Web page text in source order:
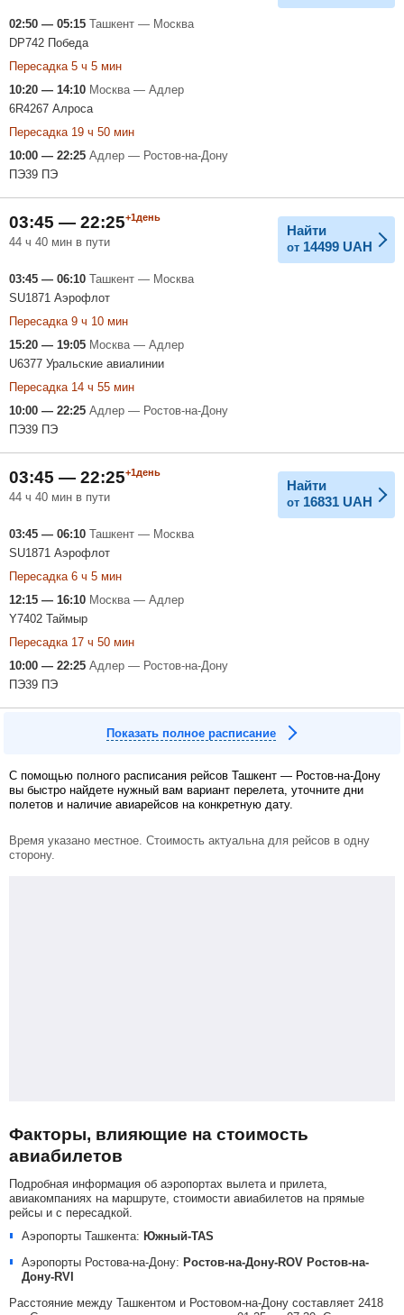
02:50 — 05:15 Ташкент — Москва
DP742 Победа
Пересадка 5 ч 5 мин
10:20 — 14:10 Москва — Адлер
6R4267 Алроса
Пересадка 19 ч 50 мин
10:00 — 22:25 Адлер — Ростов-на-Дону
ПЭ39 ПЭ
03:45 — 22:25+1день
44 ч 40 мин в пути
Найти
от 14499 UAH
03:45 — 06:10 Ташкент — Москва
SU1871 Аэрофлот
Пересадка 9 ч 10 мин
15:20 — 19:05 Москва — Адлер
U6377 Уральские авиалинии
Пересадка 14 ч 55 мин
10:00 — 22:25 Адлер — Ростов-на-Дону
ПЭ39 ПЭ
03:45 — 22:25+1день
44 ч 40 мин в пути
Найти
от 16831 UAH
03:45 — 06:10 Ташкент — Москва
SU1871 Аэрофлот
Пересадка 6 ч 5 мин
12:15 — 16:10 Москва — Адлер
Y7402 Таймыр
Пересадка 17 ч 50 мин
10:00 — 22:25 Адлер — Ростов-на-Дону
ПЭ39 ПЭ
Показать полное расписание
С помощью полного расписания рейсов Ташкент — Ростов-на-Дону
вы быстро найдете нужный вам вариант перелета, уточните дни
полетов и наличие авиарейсов на конкретную дату.
Время указано местное. Стоимость актуальна для рейсов в одну
сторону.
Факторы, влияющие на стоимость
авиабилетов
Подробная информация об аэропортах вылета и прилета,
авиакомпаниях на маршруте, стоимости авиабилетов на прямые
рейсы и с пересадкой.
Аэропорты Ташкента: Южный-TAS
Аэропорты Ростова-на-Дону: Ростов-на-Дону-ROV Ростов-на-
Дону-RVI
Расстояние между Ташкентом и Ростовом-на-Дону составляет 2418